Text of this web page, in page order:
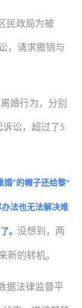
民政局为被
，请求撤销与
婚行为，分别
诉讼，超过了5
婚”的帽子还给黎*
法也无法解决难
了。 没想到，两
新的转机。
据法律监督平